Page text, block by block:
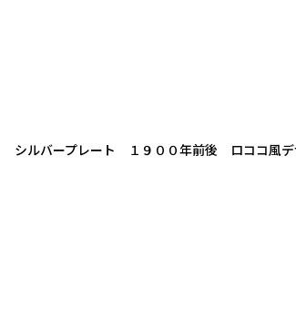
シルバープレート １９００年前後 ロココ風